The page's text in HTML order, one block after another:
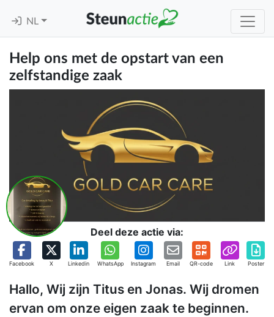
NL
Help ons met de opstart van een
zelfstandige zaak
Deel deze actie via:
Facebook X Linkedin WhatsApp Instagram Email QR-code Link Poster
Hallo, Wij zijn Titus en Jonas. Wij dromen
ervan om onze eigen zaak te beginnen.